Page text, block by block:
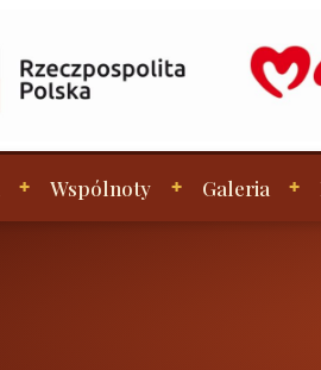
Wspólnoty Galeria